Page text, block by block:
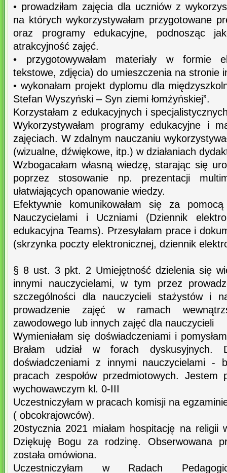
• prowadziłam zajęcia dla uczniów z
na których wykorzystywałam przygotowane
oraz programy edukacyjne, podnosząc
atrakcyjność zajęć.
• przygotowywałam materiały w formie
tekstowe, zdjęcia) do umieszczenia na stronie
• wykonałam projekt dyplomu dla
Stefan Wyszyński – Syn ziemi łomżyńskiej”.
Korzystałam z edukacyjnych i
Wykorzystywałam programy edukacyjne i
zajęciach. W zdalnym nauczaniu
(wizualne, dźwiękowe, itp.) w działaniach
Wzbogacałam własną wiedzę, starając się
poprzez stosowanie np. prezentacji
ułatwiających opanowanie wiedzy.
Efektywnie komunikowałam się za
Nauczycielami i Uczniami (Dziennik
edukacyjna Teams). Przesyłałam prace i
(skrzynka poczty elektronicznej, dziennik
§ 8 ust. 3 pkt. 2 Umiejętność dzielenia się
innymi nauczycielami, w tym przez
szczególności dla nauczycieli stażystów i
prowadzenie zajęć w ramach
zawodowego lub innych zajęć dla nauczycieli
Wymieniałam się doświadczeniami i
Brałam udział w forach dyskusyjnych.
doświadczeniami z innymi nauczycielami -
pracach zespołów przedmiotowych. Jestem
wychowawczym kl. 0-III
Uczestniczyłam w pracach komisji na
( obcokrajowców).
20stycznia 2021 miałam hospitację na religii
Dziękuję Bogu za rodzinę. Obserwowana
została omówiona.
Uczestniczyłam w Radach